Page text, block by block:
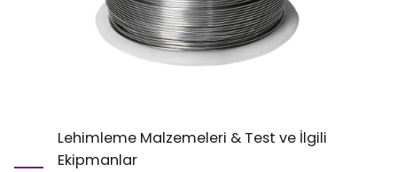
Lehimleme Malzemeleri & Test ve İlgili
Ekipmanlar